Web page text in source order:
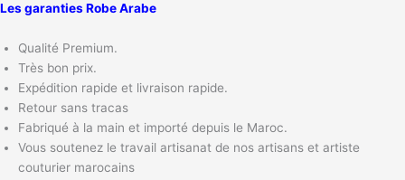
Les garanties Robe Arabe
Qualité Premium.
Très bon prix.
Expédition rapide et livraison rapide.
Retour sans tracas
Fabriqué à la main et importé depuis le Maroc.
Vous soutenez le travail artisanat de nos artisans et artiste
couturier marocains